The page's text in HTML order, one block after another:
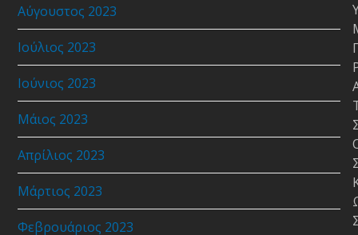
Αύγουστος 2023
Ιούλιος 2023
Ιούνιος 2023
Μάιος 2023
Απρίλιος 2023
Μάρτιος 2023
Φεβρουάριος 2023